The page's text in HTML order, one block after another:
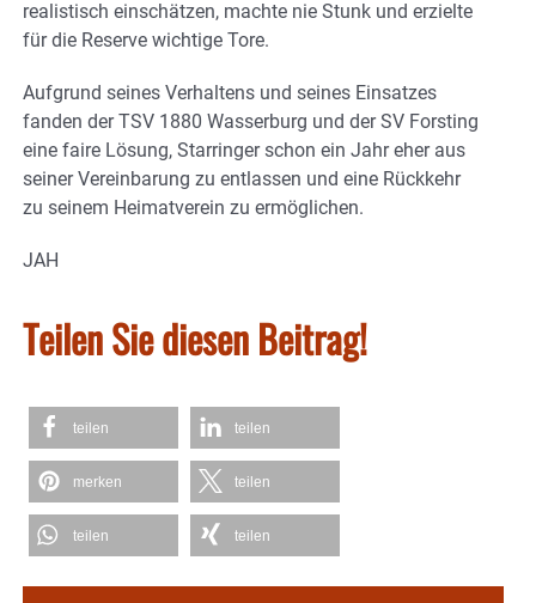
realistisch einschätzen, machte nie Stunk und erzielte
für die Reserve wichtige Tore.
Aufgrund seines Verhaltens und seines Einsatzes
fanden der TSV 1880 Wasserburg und der SV Forsting
eine faire Lösung, Starringer schon ein Jahr eher aus
seiner Vereinbarung zu entlassen und eine Rückkehr
zu seinem Heimatverein zu ermöglichen.
JAH
Teilen Sie diesen Beitrag!
teilen teilen
merken teilen
teilen teilen